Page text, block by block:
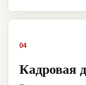
04
Кадровая